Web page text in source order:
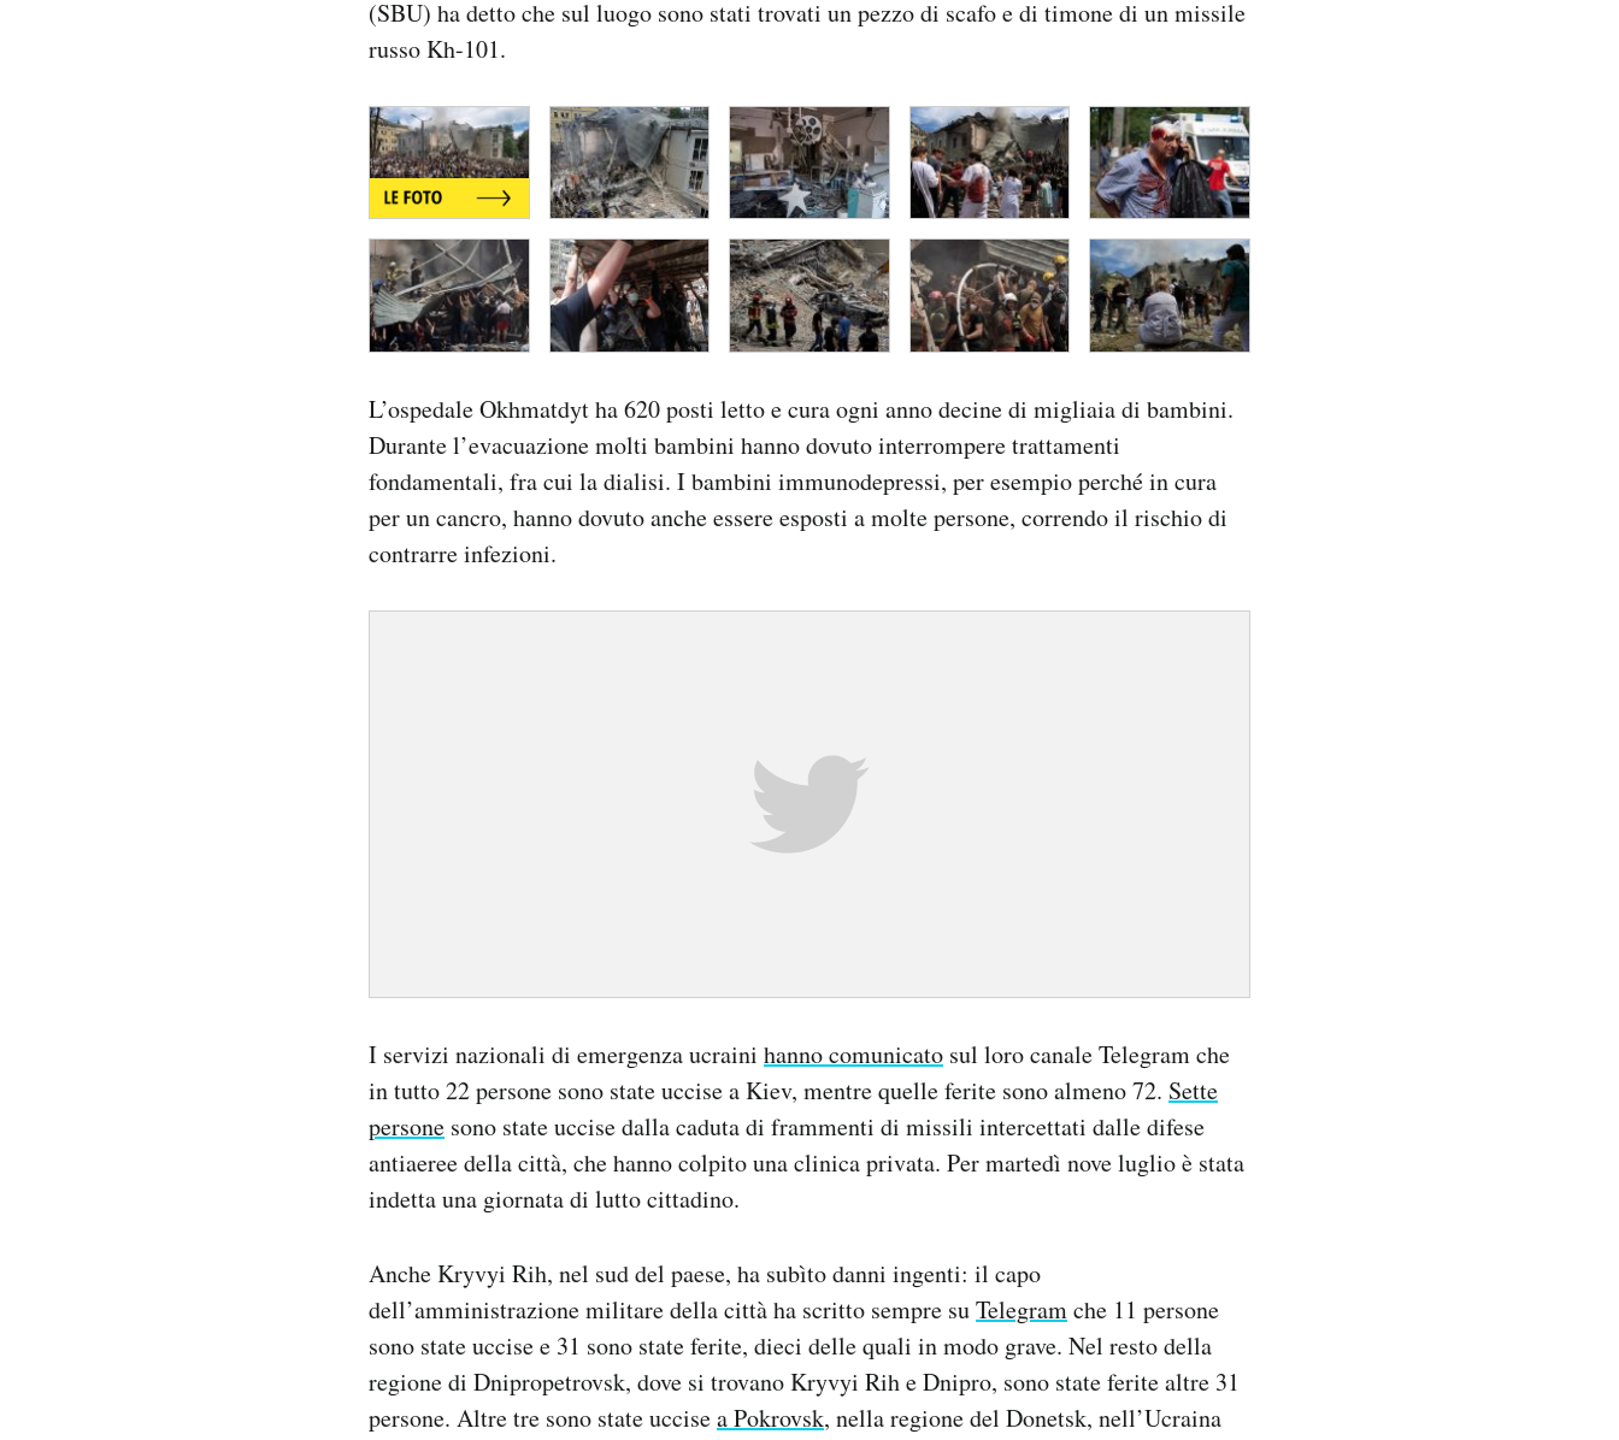
(SBU) ha detto che sul luogo sono stati trovati un pezzo di scafo e di timone di un missile
russo Kh-101.
L’ospedale Okhmatdyt ha 620 posti letto e cura ogni anno decine di migliaia di bambini.
Durante l’evacuazione molti bambini hanno dovuto interrompere trattamenti
fondamentali, fra cui la dialisi. I bambini immunodepressi, per esempio perché in cura
per un cancro, hanno dovuto anche essere esposti a molte persone, correndo il rischio di
contrarre infezioni.
I servizi nazionali di emergenza ucraini hanno comunicato sul loro canale Telegram che
in tutto 22 persone sono state uccise a Kiev, mentre quelle ferite sono almeno 72. Sette
persone sono state uccise dalla caduta di frammenti di missili intercettati dalle difese
antiaeree della città, che hanno colpito una clinica privata. Per martedì nove luglio è stata
indetta una giornata di lutto cittadino.
Anche Kryvyi Rih, nel sud del paese, ha subìto danni ingenti: il capo
dell’amministrazione militare della città ha scritto sempre suTelegramche 11 persone
sono state uccise e 31 sono state ferite, dieci delle quali in modo grave. Nel resto della
regione di Dnipropetrovsk, dove si trovano Kryvyi Rih e Dnipro, sono state ferite altre 31
persone. Altre tre sono state uccisea Pokrovsk, nella regione del Donetsk, nell’Ucraina